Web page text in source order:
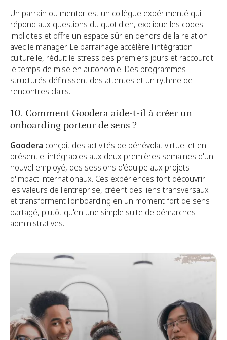
Un parrain ou mentor est un collègue expérimenté qui
répond aux questions du quotidien, explique les codes
implicites et offre un espace sûr en dehors de la relation
avec le manager. Le parrainage accélère l'intégration
culturelle, réduit le stress des premiers jours et raccourcit
le temps de mise en autonomie. Des programmes
structurés définissent des attentes et un rythme de
rencontres clairs.
10. Comment Goodera aide-t-il à créer un
onboarding porteur de sens ?
Goodera conçoit des activités de bénévolat virtuel et en
présentiel intégrables aux deux premières semaines d'un
nouvel employé, des sessions d'équipe aux projets
d'impact internationaux. Ces expériences font découvrir
les valeurs de l'entreprise, créent des liens transversaux
et transforment l'onboarding en un moment fort de sens
partagé, plutôt qu'en une simple suite de démarches
administratives.